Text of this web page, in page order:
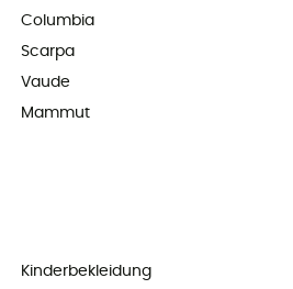
Columbia
Scarpa
Vaude
Mammut
Kinderbekleidung